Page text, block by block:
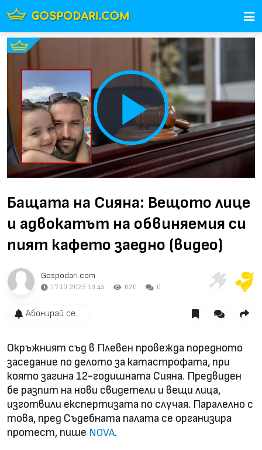
Play
Video
Бащата на Сияна: Вещото лице
и адвокатът на обвиняемия си
пият кафето заедно (видео)
Gospodari.com
17.10.2025 10:45 620 0
Абонирай се...
Окръжният съд в Плевен провежда поредното
заседание по делото за катастрофата, при
която загина 12-годишната Сияна. Предвиден
бе разпит на нови свидетели и вещи лица,
изготвили експертизата по случая. Паралелно с
това, пред Съдебната палата се организира
протест, пише NOVA.